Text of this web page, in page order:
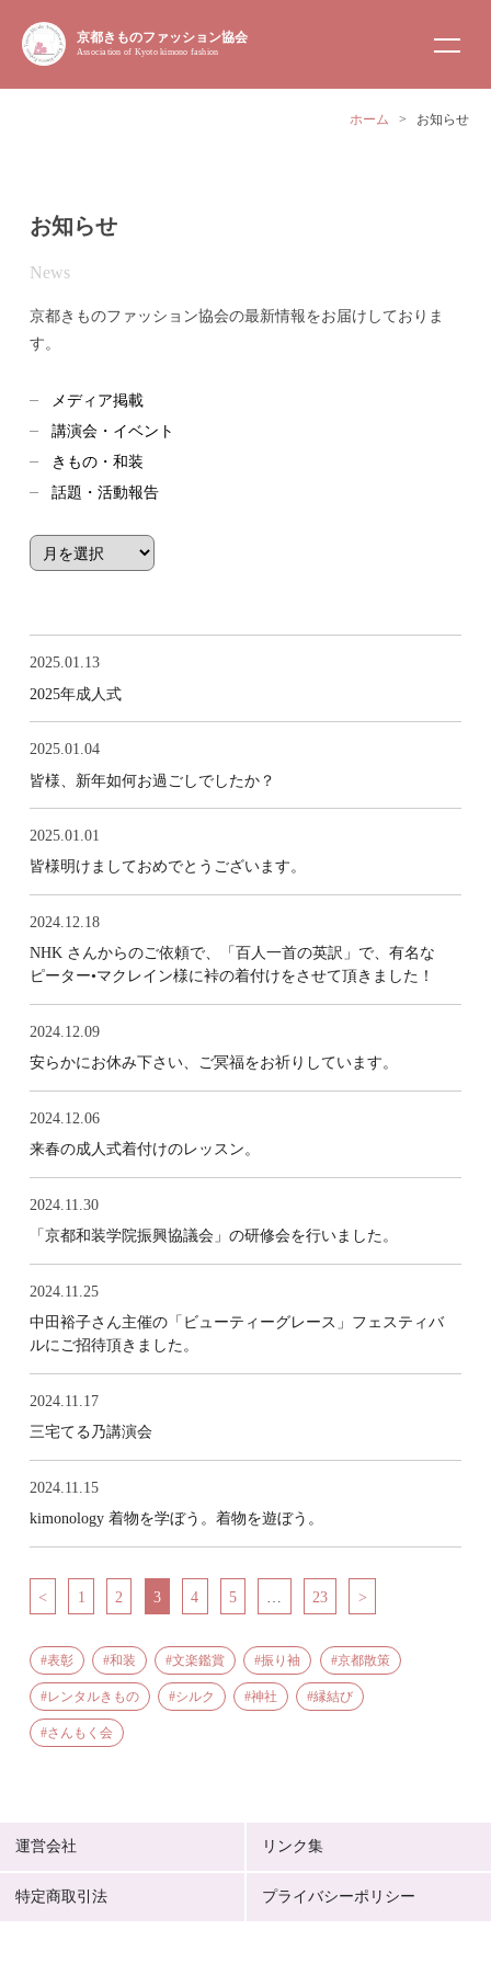
京都きものファッション協会
Association of Kyoto kimono fashion
ホーム > お知らせ
お知らせ
News
京都きものファッション協会の最新情報をお届けしておりま
す。
メディア掲載
講演会・イベント
きもの・和装
話題・活動報告
2025.01.13
2025年成人式
2025.01.04
皆様、新年如何お過ごしでしたか？
2025.01.01
皆様明けましておめでとうございます。
2024.12.18
NHK さんからのご依頼で、「百人一首の英訳」で、有名な
ピーター•マクレイン様に裃の着付けをさせて頂きました！
2024.12.09
安らかにお休み下さい、ご冥福をお祈りしています。
2024.12.06
来春の成人式着付けのレッスン。
2024.11.30
「京都和装学院振興協議会」の研修会を行いました。
2024.11.25
中田裕子さん主催の「ビューティーグレース」フェスティバ
ルにご招待頂きました。
2024.11.17
三宅てる乃講演会
2024.11.15
kimonology 着物を学ぼう。着物を遊ぼう。
< 1 2 3 4 5 23 >
表彰 和装 文楽鑑賞 振り袖 京都散策
レンタルきもの シルク 神社 縁結び
さんもく会
運営会社 リンク集
特定商取引法 プライバシーポリシー